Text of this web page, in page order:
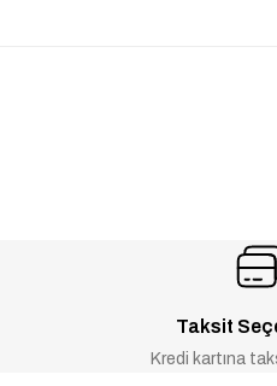
Taksit
Kredi kartına